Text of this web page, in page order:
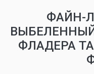
ФАЙН-
ФЛАДЕРА